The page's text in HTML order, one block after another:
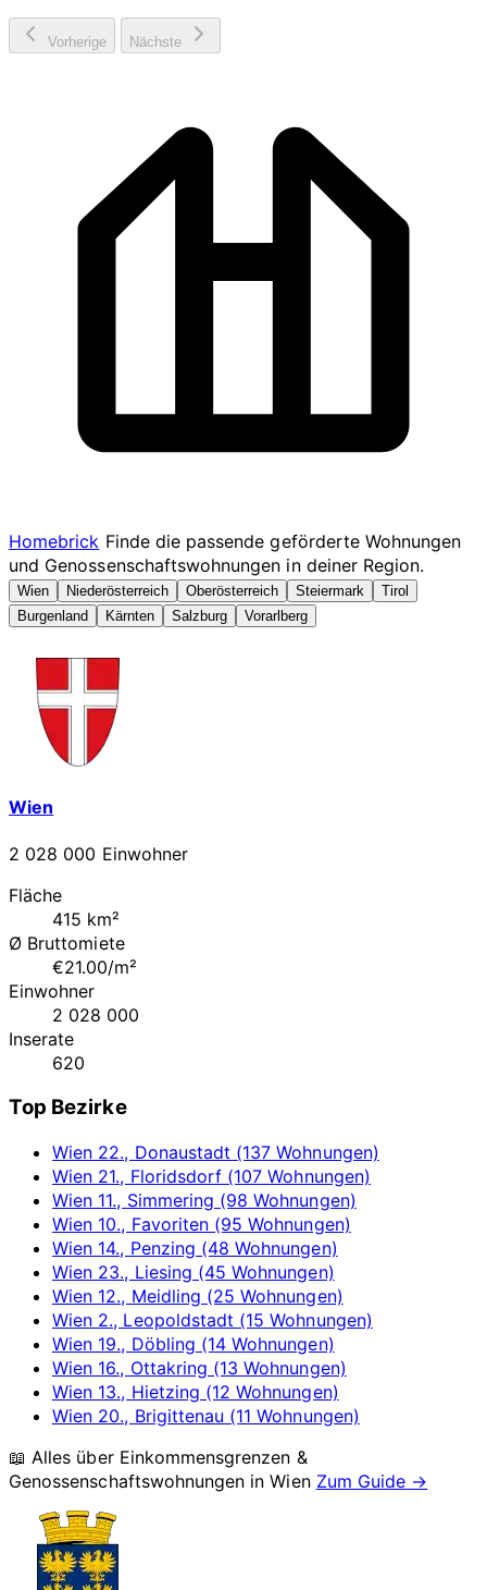
Vorherige Nächste
Homebrick Finde die passende geförderte Wohnungen
und Genossenschaftswohnungen in deiner Region.
Wien Niederösterreich Oberösterreich Steiermark
Tirol
Burgenland
Kärnten Salzburg Vorarlberg
Wien
2 028 000 Einwohner
Fläche
415 km²
Ø Bruttomiete
€21.00/m²
Einwohner
2 028 000
Inserate
620
Top Bezirke
Wien 22., Donaustadt (137 Wohnungen)
Wien 21., Floridsdorf (107 Wohnungen)
Wien 11., Simmering (98 Wohnungen)
Wien 10., Favoriten (95 Wohnungen)
Wien 14., Penzing (48 Wohnungen)
Wien 23., Liesing (45 Wohnungen)
Wien 12., Meidling (25 Wohnungen)
Wien 2., Leopoldstadt (15 Wohnungen)
Wien 19., Döbling (14 Wohnungen)
Wien 16., Ottakring (13 Wohnungen)
Wien 13., Hietzing (12 Wohnungen)
Wien 20., Brigittenau (11 Wohnungen)
📖 Alles über Einkommensgrenzen &
Genossenschaftswohnungen inWien Zum Guide →